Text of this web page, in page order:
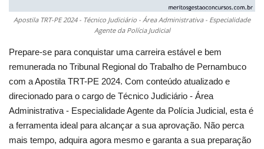
Apostila TRT-PE 2024 - Técnico Judiciário - Área Administrativa - Especialidade
Agente da Polícia Judicial
Prepare-se para conquistar uma carreira estável e bem
remunerada no Tribunal Regional do Trabalho de Pernambuco
com a Apostila TRT-PE 2024. Com conteúdo atualizado e
direcionado para o cargo de Técnico Judiciário - Área
Administrativa - Especialidade Agente da Polícia Judicial, esta é
a ferramenta ideal para alcançar a sua aprovação. Não perca
mais tempo, adquira agora mesmo e garanta a sua preparação